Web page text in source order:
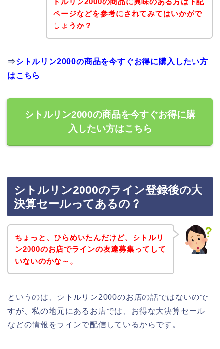
トルリン2000の商品に興味のある方は下記
ページなどを参考にされてみてはいかがで
しょうか？
⇒シトルリン2000の商品を今すぐお得に購入したい方
はこちら
シトルリン2000の商品を今すぐお得に購
入したい方はこちら
シトルリン2000のライン登録後の大
決算セールってあるの？
ちょっと、ひらめいたんだけど、シトルリ
ン2000のお店でラインの友達募集ってして
いないのかな～。
というのは、シトルリン2000のお店の話ではないので
すが、私の地元にあるお店では、お得な大決算セール
などの情報をラインで配信しているからです。